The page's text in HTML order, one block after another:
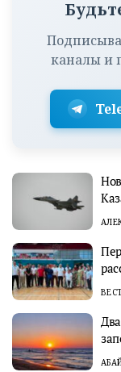
каналы и